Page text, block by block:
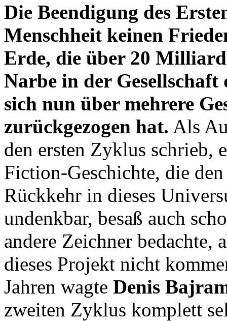
Die Beendigung des
Menschheit keinen
Erde, die über 20
Narbe in der Gesellschaft
sich nun über mehrere
zurückgezogen hat. Als
den ersten Zyklus schrieb,
Fiction-Geschichte, die
Rückkehr in dieses
undenkbar, besaß auch
andere Zeichner bedachte,
dieses Projekt nicht
Jahren wagte Denis
zweiten Zyklus komplett